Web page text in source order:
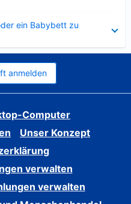
ein Babybett zu
anmelden
Computer
Unser Konzept
verwalten
verwalten